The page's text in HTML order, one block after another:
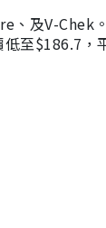
、及V-Chek
至$186.7，